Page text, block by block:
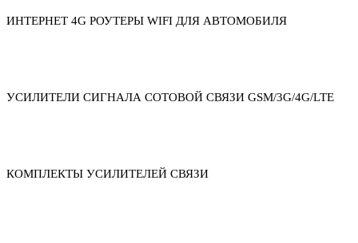
ИНТЕРНЕТ 4G РОУТЕРЫ WIFI ДЛЯ АВТОМОБИЛЯ
УСИЛИТЕЛИ СИГНАЛА СОТОВОЙ СВЯЗИ GSM/3G/4G/LTE
КОМПЛЕКТЫ УСИЛИТЕЛЕЙ СВЯЗИ